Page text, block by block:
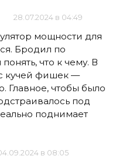
28.07.2024 в 04:49
мощности для
Бродил по
что к чему. В
кучей фишек —
Главное, чтобы было
под
поднимает
в 08:05